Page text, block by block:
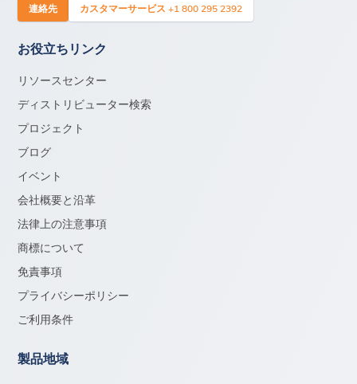
連絡先 カスタマーサービス +1 800 295 2392
お役立ちリンク
リソースセンター
ディストリビューター検索
プロジェクト
ブログ
イベント
会社概要と沿革
法律上の注意事項
商標について
免責事項
プライバシーポリシー
ご利用条件
製品地域